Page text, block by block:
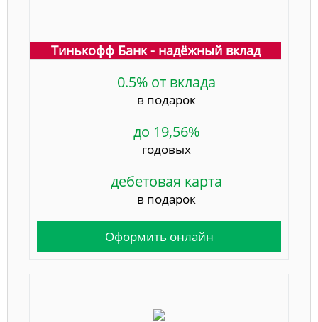
Тинькофф Банк - надёжный вклад
0.5% от вклада
в подарок
до 19,56%
годовых
дебетовая карта
в подарок
Оформить онлайн